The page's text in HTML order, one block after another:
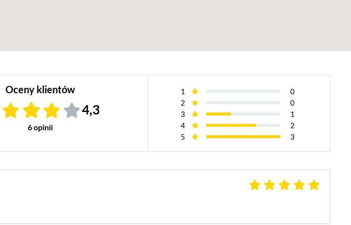
Oceny klientów
4,3
6 opinii
1
0
2
0
3
1
4
2
5
3